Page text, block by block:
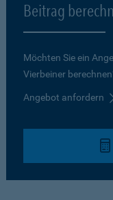
Beitrag
Möchten Sie ein
Vierbeiner
Angebot anfordern